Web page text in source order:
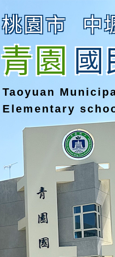
桃園市 中
青園國
Taoyuan
Elementary